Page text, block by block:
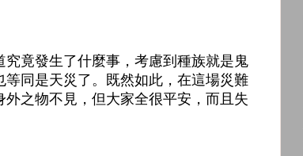
竟發生了什麼事，考慮到種族就是鬼
同是天災了。既然如此，在這場災難
之物不見，但大家全很平安，而且失